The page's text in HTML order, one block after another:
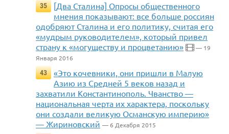
35
[Два Сталина] Опросы общественного
мнения показывают: все больше россиян
одобряют Сталина и его политику, считая его
«мудрым руководителем», который привел
страну к «могуществу и процветанию»
— 19
Января 2016
43
«Это кочевники, они пришли в Малую
Азию из Средней 5 веков назад и
захватили Константинополь. Чванство —
национальная черта их характера, поскольку
они создали великую Османскую империю»
— Жириновский — 6 Декабря 2015